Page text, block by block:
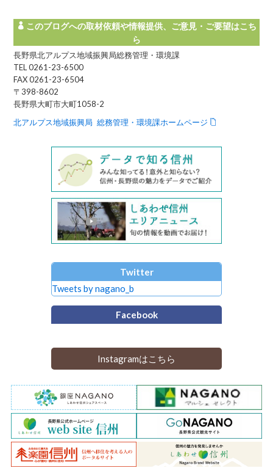
このブログへの取材依頼や情報提供、ご意見・ご要望はこち
ら
長野県北アルプス地域振興局総務管理・環境課
TEL 0261-23-6500
FAX 0261-23-6504
〒398-8602
長野県大町市大町1058-2
北アルプス地域振興局 総務管理・環境課ホームページ
Twitter
Tweets by nagano_b
Facebook
Instagramはこちら